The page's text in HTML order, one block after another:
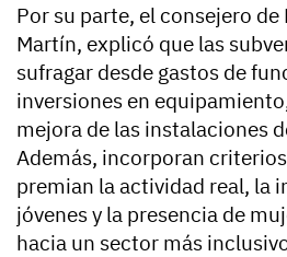
Por su parte, el consejero de
Martín, explicó que las
sufragar desde gastos de
inversiones en
mejora de las instalaciones
Además, incorporan
premian la actividad real, la
jóvenes y la presencia de
hacia un sector más